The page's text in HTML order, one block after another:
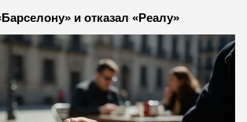
и отказал «Реалу»